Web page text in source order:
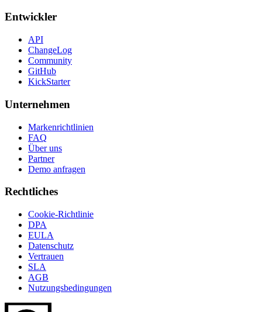
Entwickler
API
ChangeLog
Community
GitHub
KickStarter
Unternehmen
Markenrichtlinien
FAQ
Über uns
Partner
Demo anfragen
Rechtliches
Cookie-Richtlinie
DPA
EULA
Datenschutz
Vertrauen
SLA
AGB
Nutzungsbedingungen